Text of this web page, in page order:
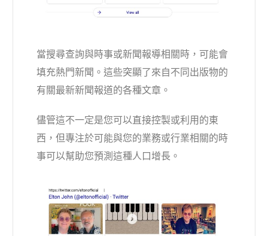
當搜尋查詢與時事或新聞報導相關時，可能會
填充熱門新聞。這些突顯了來自不同出版物的
有關最新新聞報道的各種文章。
儘管這不一定是您可以直接控製或利用的東
西，但專注於可能與您的業務或行業相關的時
事可以幫助您預測這種人口增長。